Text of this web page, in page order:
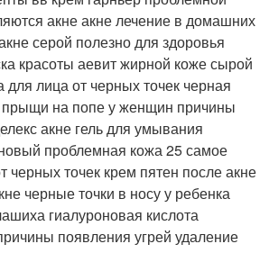
акне акне лечение в домашних
серой полезно для здоровья
красоты аевит жирной коже сырой
для лица от черных точек черная
на попе у женщин причины
акне гель для умывания
проблемная кожа 25 самое
черных точек крем пятен после акне
черные точки в носу у ребенка
гиалуроновая кислота
появления угрей удаление